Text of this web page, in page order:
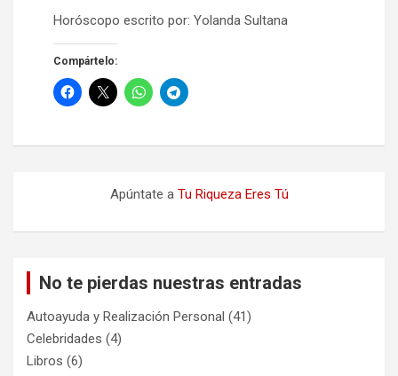
Horóscopo escrito por: Yolanda Sultana
Compártelo:
Apúntate a Tu Riqueza Eres Tú
No te pierdas nuestras entradas
Autoayuda y Realización Personal (41)
Celebridades (4)
Libros (6)